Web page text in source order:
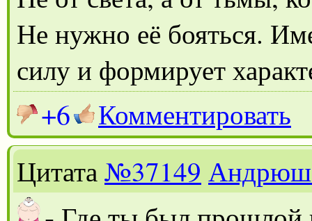
Не нужно её бояться.
силу и формирует
+6
Комментировать
Цитата№37149